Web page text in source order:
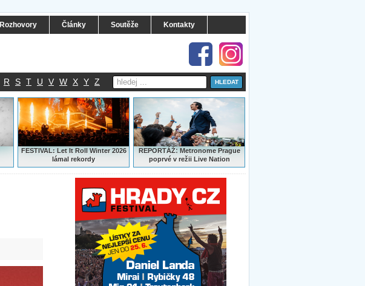
Rozhovory Články Soutěže Kontakty
R S T U V W X Y Z
FESTIVAL: Let It Roll Winter 2026
lámal rekordy
REPORTÁŽ:Metronome Prague
poprvé v režii Live Nation